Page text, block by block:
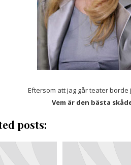
Eftersom att jag går teater
Vem är den bästa
posts: